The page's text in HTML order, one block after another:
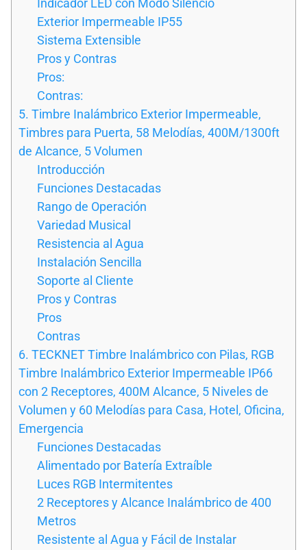
Indicador LED con Modo Silencio
Exterior Impermeable IP55
Sistema Extensible
Pros y Contras
Pros:
Contras:
5. Timbre Inalámbrico Exterior Impermeable,
Timbres para Puerta, 58 Melodías, 400M/1300ft
de Alcance, 5 Volumen
Introducción
Funciones Destacadas
Rango de Operación
Variedad Musical
Resistencia al Agua
Instalación Sencilla
Soporte al Cliente
Pros y Contras
Pros
Contras
6. TECKNET Timbre Inalámbrico con Pilas, RGB
Timbre Inalámbrico Exterior Impermeable IP66
con 2 Receptores, 400M Alcance, 5 Niveles de
Volumen y 60 Melodías para Casa, Hotel, Oficina,
Emergencia
Funciones Destacadas
Alimentado por Batería Extraíble
Luces RGB Intermitentes
2 Receptores y Alcance Inalámbrico de 400
Metros
Resistente al Agua y Fácil de Instalar